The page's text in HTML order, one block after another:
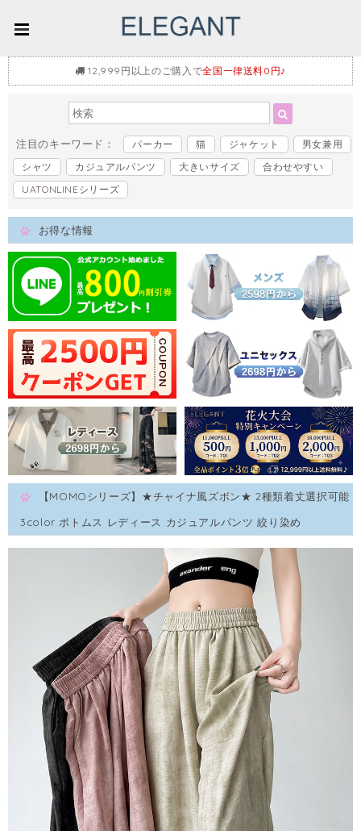
12,999円以上のご購入で全国一律送料0円♪
注目のキーワード： パーカー 猫 ジャケット
男女兼用
シャツ
カジュアルパンツ 大きいサイズ
合わせやすい
UATONLINEシリーズ
お得な情報
【MOMOシリーズ】★チャイナ風ズボン★ 2種類着丈選択可能
3color ボトムス レディース カジュアルパンツ 絞り染め